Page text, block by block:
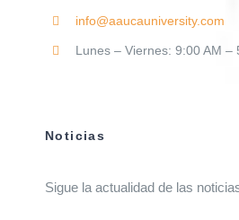
info@aaucauniversity.com
Lunes – Viernes: 9:00 AM –
Noticias
Sigue la actualidad de las